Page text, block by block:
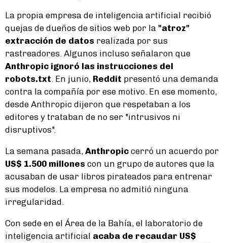
La propia empresa de inteligencia artificial recibió
quejas de dueños de sitios web por la "atroz"
extracción de datos realizada por sus
rastreadores. Algunos incluso señalaron que
Anthropic ignoró las instrucciones del
robots.txt. En junio, Reddit presentó una demanda
contra la compañía por ese motivo. En ese momento,
desde Anthropic dijeron que respetaban a los
editores y trataban de no ser "intrusivos ni
disruptivos".
La semana pasada, Anthropic cerró un acuerdo por
US$ 1.500 millones con un grupo de autores que la
acusaban de usar libros pirateados para entrenar
sus modelos. La empresa no admitió ninguna
irregularidad.
Con sede en el Área de la Bahía, el laboratorio de
inteligencia artificial acaba de recaudar US$